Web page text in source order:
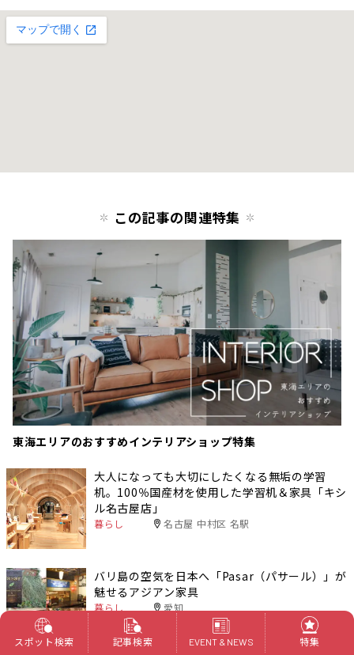
この記事の関連特集
東海エリアのおすすめインテリアショップ特集
大人になっても大切にしたくなる無垢の学習
机。100％国産材を使用した学習机＆家具「キシ
ル名古屋店」
暮らし 名古屋 中村区 名駅
バリ島の空気を日本へ「Pasar（パサール）」が
魅せるアジアン家具
暮らし 愛知
スポット検索 記事検索 EVENT & NEWS 特集